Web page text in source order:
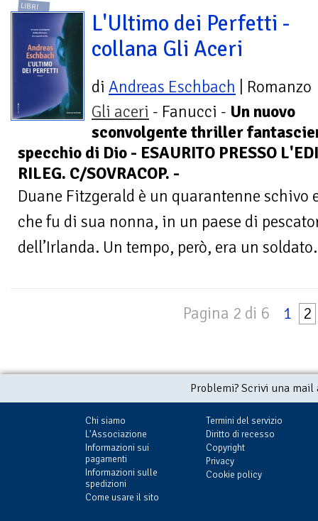
LIBRI
L'Ultimo dei Perfetti -
collana Gli Aceri
di Andreas Eschbach | Romanzo
Gli aceri - Fanucci - Un nuovo
sconvolgente thriller
specchio di Dio - ESAURITO PRESSO
RILEG. C/SOVRACOP. -
Duane Fitzgerald è un quarantenne schivo
che fu di sua nonna, in un paese di
dell’Irlanda. Un tempo, però, era un
Pagina 2 di 6 1 2
Problemi? Scrivi una
Chi siamo
L'Associazione
Informazioni sui
pagamenti
Informazioni sulle
spedizioni
Come usare il sito
Termini del servizio
Diritto di recesso
Copyright
Privacy
Cookie policy